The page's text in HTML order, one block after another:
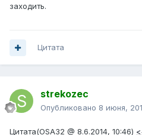
заходить.
Цитата
strekozec
Опубликовано 8 июня,
Цитата(OSA32 @ 8.6.2014, 10:46)